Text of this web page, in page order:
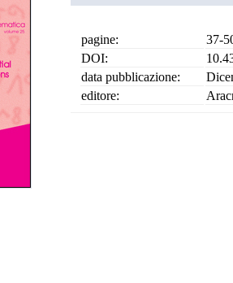
pagine:
37-
DOI:
data pubblicazione:
editore: